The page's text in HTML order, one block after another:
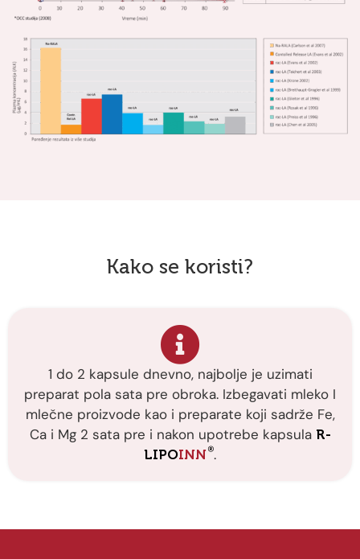
Kako se koristi?
1 do 2 kapsule dnevno, najbolje je uzimati
preparat pola sata pre obroka. Izbegavati mleko I
mlečne proizvode kao i preparate koji sadrže Fe,
Ca i Mg 2 sata pre i nakon upotrebe kapsula R-
LIPOINN®.